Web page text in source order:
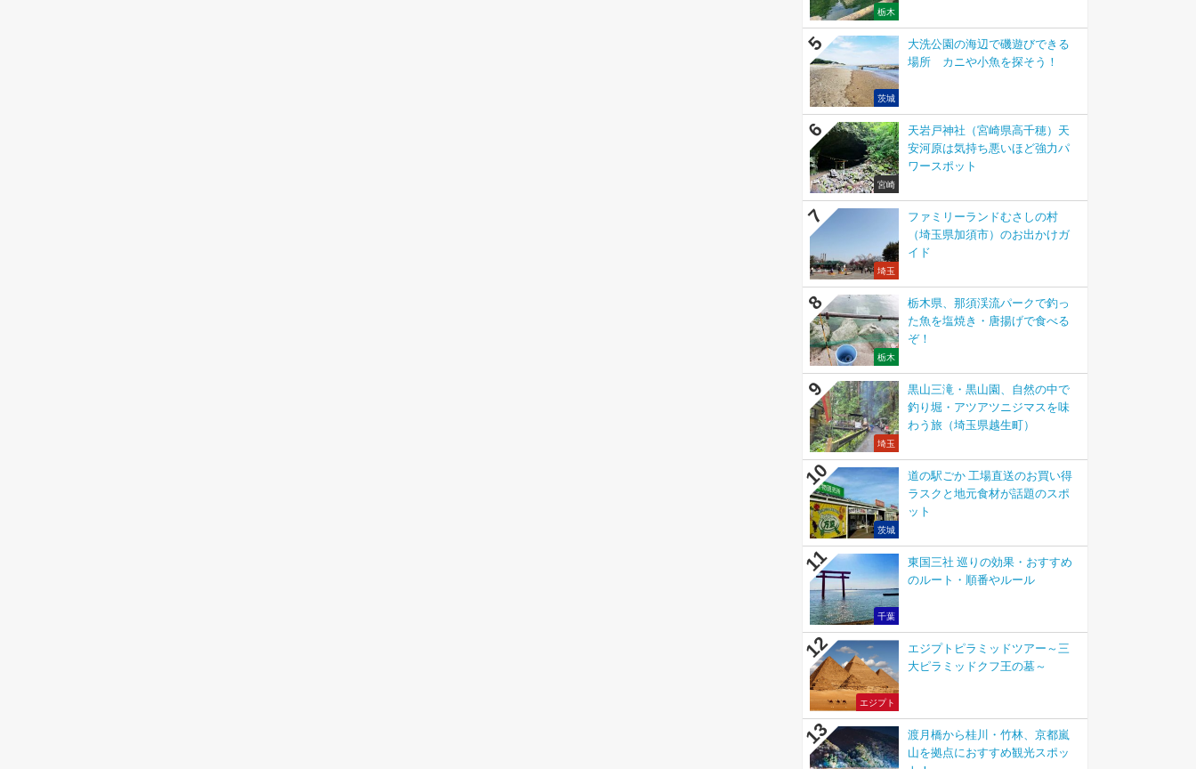
栃木
茨城
大洗公園の海辺で磯遊びできる
場所 カニや小魚を探そう！
宮崎
天岩戸神社（宮崎県高千穂）天
安河原は気持ち悪いほど強力パ
ワースポット
埼玉
ファミリーランドむさしの村
（埼玉県加須市）のお出かけガ
イド
栃木
栃木県、那須渓流パークで釣っ
た魚を塩焼き・唐揚げで食べる
ぞ！
埼玉
黒山三滝・黒山園、自然の中で
釣り堀・アツアツニジマスを味
わう旅（埼玉県越生町）
茨城
道の駅ごか 工場直送のお買い得
ラスクと地元食材が話題のスポ
ット
千葉
東国三社 巡りの効果・おすすめ
のルート・順番やルール
エジプト
エジプトピラミッドツアー～三
大ピラミッドクフ王の墓～
渡月橋から桂川・竹林、京都嵐
山を拠点におすすめ観光スポッ